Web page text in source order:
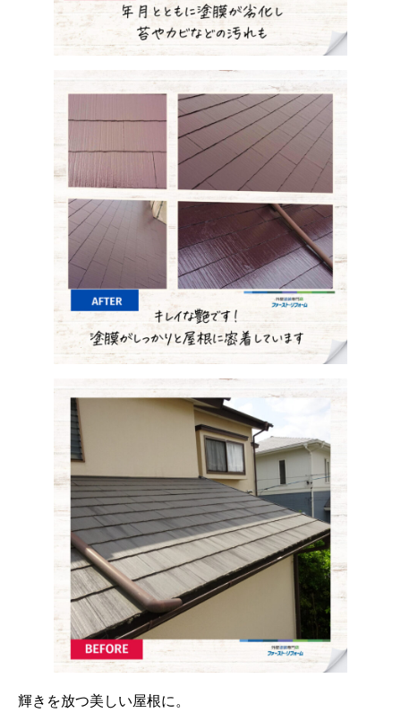
輝きを放つ美しい屋根に。